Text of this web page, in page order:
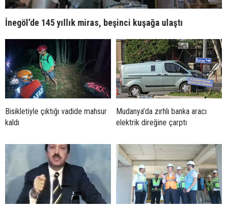
İnegöl’de 145 yıllık miras, beşinci kuşağa ulaştı
Bisikletiyle çıktığı vadide mahsur
kaldı
Mudanya’da zırhlı banka aracı
elektrik direğine çarptı